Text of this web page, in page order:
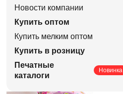
Новости компании
Купить оптом
Купить мелким оптом
Купить в розницу
Печатные
каталоги
Новинка